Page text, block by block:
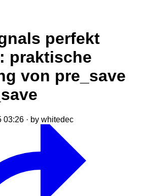
perfekt
praktische
von pre_save
03:26 · by whitedec